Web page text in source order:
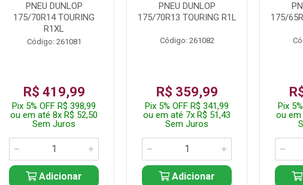
PNEU DUNLOP
175/70R14 TOURING
R1XL
Código: 261081
R$ 419,99
Pix 5% OFF R$ 398,99
ou em até 8x R$ 52,50
Sem Juros
Adicionar
PNEU DUNLOP
175/70R13 TOURING R1L
Código: 261082
R$ 359,99
Pix 5% OFF R$ 341,99
ou em até 7x R$ 51,43
Sem Juros
Adicionar
175/
Pix
ou em